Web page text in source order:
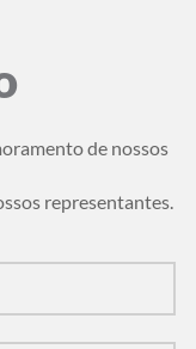
de nossos
representantes.